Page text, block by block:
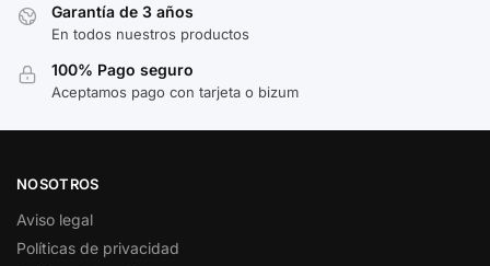
Garantía de 3 años
En todos nuestros productos
100% Pago seguro
Aceptamos pago con tarjeta o bizum
NOSOTROS
Aviso legal
Políticas de privacidad